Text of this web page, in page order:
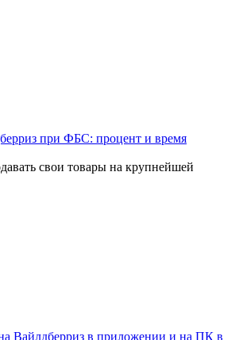
при ФБС: процент и время
свои товары на крупнейшей
Вайлдберриз в приложении и на ПК в